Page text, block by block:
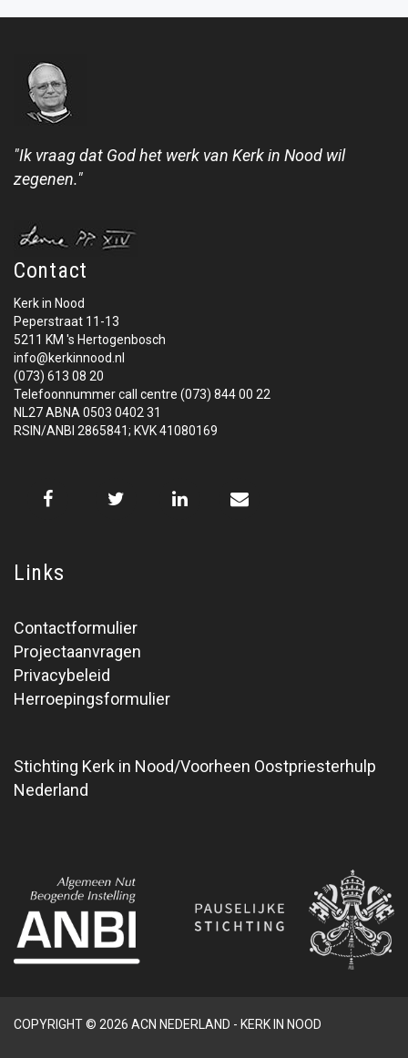
"Ik vraag dat God het werk van Kerk in Nood wil
zegenen."
Contact
Kerk in Nood
Peperstraat 11-13
5211 KM 's Hertogenbosch
info@kerkinnood.nl
(073) 613 08 20
Telefoonnummer call centre (073) 844 00 22
NL27 ABNA 0503 0402 31
RSIN/ANBI 2865841; KVK 41080169
Links
Contactformulier
Projectaanvragen
Privacybeleid
Herroepingsformulier
Stichting Kerk in Nood/Voorheen Oostpriesterhulp
Nederland
COPYRIGHT © 2026 ACN NEDERLAND - KERK IN NOOD